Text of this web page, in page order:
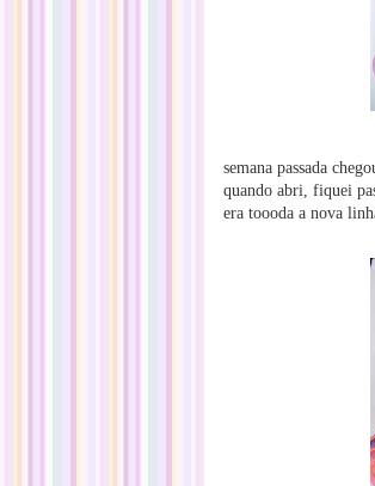
semana passada
quando abri, fiquei
era toooda a nova